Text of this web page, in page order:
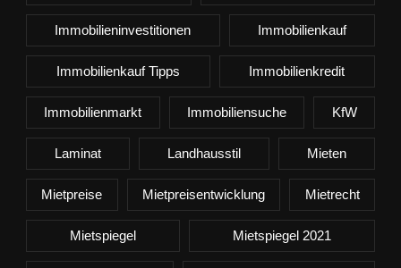
Immobilieninvestitionen Immobilienkauf
Immobilienkauf Tipps Immobilienkredit
Immobilienmarkt Immobiliensuche KfW
Laminat Landhausstil Mieten
Mietpreise Mietpreisentwicklung Mietrecht
Mietspiegel Mietspiegel 2021